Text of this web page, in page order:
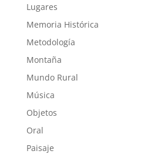
Lugares
Memoria Histórica
Metodología
Montaña
Mundo Rural
Música
Objetos
Oral
Paisaje